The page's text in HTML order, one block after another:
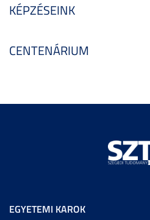
KÉPZÉSEINK
CENTENÁRIUM
EGYETEMI KAROK